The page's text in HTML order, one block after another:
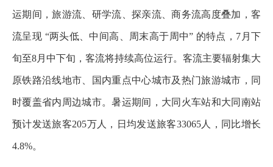
运期间，旅游流、研学流、探亲流、商务流高度叠加，客
流呈现 “两头低、中间高、周末高于周中” 的特点，7月下
旬至8月中下旬，客流将持续高位运行。客流主要辐射集大
原铁路沿线地市、国内重点中心城市及热门旅游城市，同
时覆盖省内周边城市。暑运期间，大同火车站和大同南站
预计发送旅客205万人，日均发送旅客33065人，同比增长
4.8%。